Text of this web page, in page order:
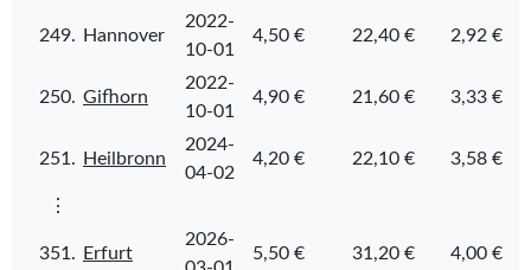
249. Hannover
2022-
10-01
4,50 € 22,40 € 2,92 €
250. Gifhorn
2022-
10-01
4,90 € 21,60 € 3,33 €
251. Heilbronn
2024-
04-02
4,20 € 22,10 € 3,58 €
⋮
351. Erfurt
2026-
5,50 € 31,20 € 4,00 €